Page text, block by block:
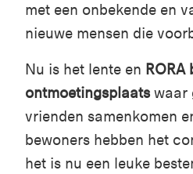
met een onbekende en
nieuwe mensen die
Nu is het lente en
ontmoetingsplaatswaar
vrienden samenkomen
bewoners hebben het
het is nu een leuke